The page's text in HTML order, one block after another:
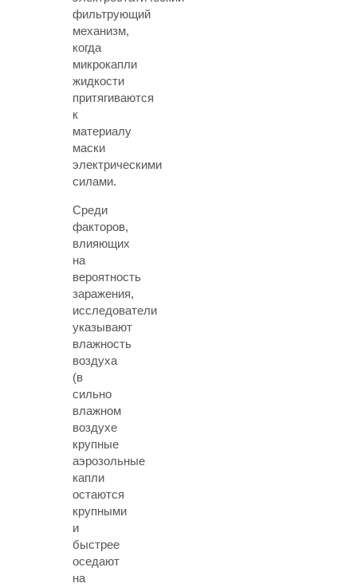
фильтрующий
механизм,
когда
микрокапли
жидкости
притягиваются
к
материалу
маски
электрическими
силами.
Среди
факторов,
влияющих
на
вероятность
заражения,
исследователи
указывают
влажность
воздуха
(в
сильно
влажном
воздухе
крупные
аэрозольные
капли
остаются
крупными
и
быстрее
оседают
на